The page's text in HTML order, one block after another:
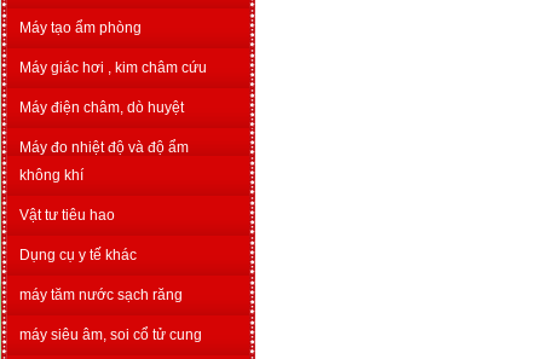
Máy tạo ẩm phòng
Máy giác hơi , kim châm cứu
Máy điện châm, dò huyệt
Máy đo nhiệt độ và độ ẩm
không khí
Vật tư tiêu hao
Dụng cụ y tế khác
máy tăm nước sạch răng
máy siêu âm, soi cổ tử cung